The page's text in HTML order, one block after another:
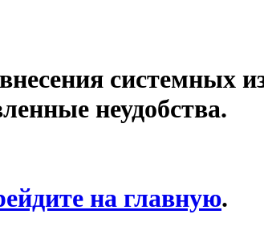
системных
неудобства.
на главную.